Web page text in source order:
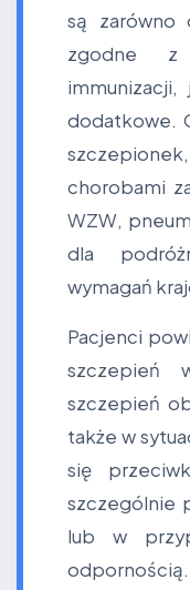
są zarówno
zgodne z
dodatkowe.
chorobami
WZW,
dla
wymagań
Pacjenci
szczepień
szczepień
także w
się
szczególnie
lub w